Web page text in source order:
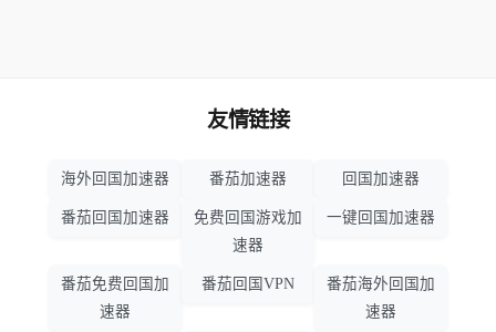
友情链接
海外回国加速器 番茄加速器 回国加速器
番茄回国加速器
免费回国游戏加
速器
一键回国加速器
番茄免费回国加
速器
番茄回国VPN
番茄海外回国加
速器